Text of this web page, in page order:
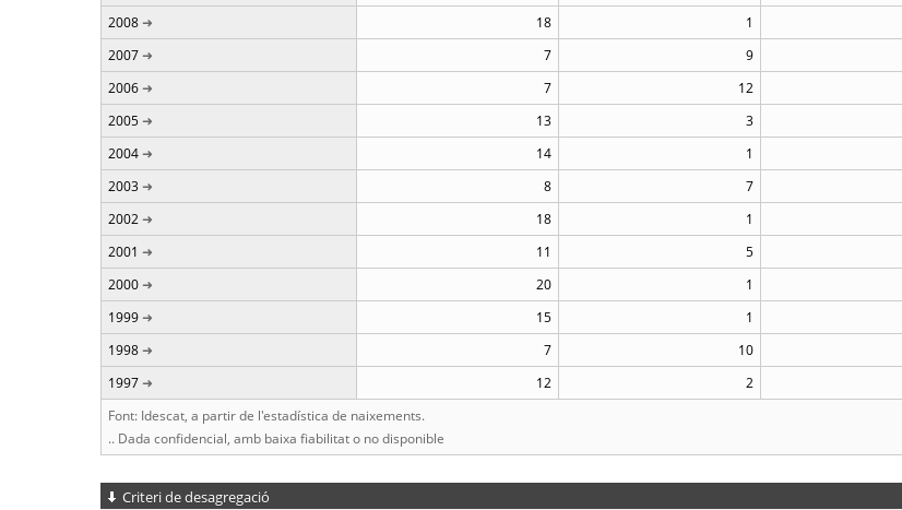
2008
18 1
2007
7 9
2006
7 12
2005
13 3
2004
14 1
2003
8 7
2002
18 1
2001
11 5
2000
20 1
1999
15 1
1998
7 10
1997
12 2
Font: Idescat, a partir de l'estadística de naixements.
.. Dada confidencial, amb baixa fiabilitat o no disponible
Criteri de desagregació